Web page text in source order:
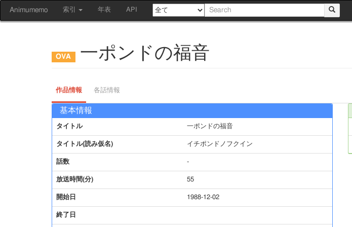
Animumemo 索引 年表 API
一ポンドの福音
作品情報 各話情報
基本情報
タイトル 一ポンドの福音
タイトル(読み仮名) イチポンドノフクイン
話数 -
放送時間(分) 55
開始日 1988-12-02
終了日